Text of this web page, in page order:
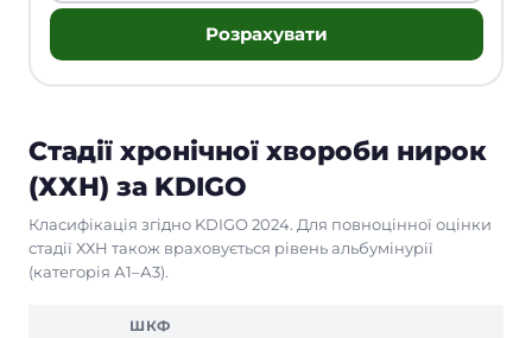
Розрахувати
Стадії хронічної хвороби нирок
(ХХН) за KDIGO
Класифікація згідно KDIGO 2024. Для повноцінної оцінки
стадії ХХН також враховується рівень альбумінурії
(категорія А1–А3).
ШКФ